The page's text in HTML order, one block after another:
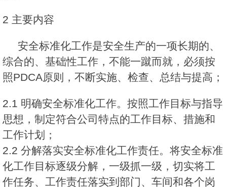
2 主要内容
安全标准化工作是安全生产的一项长期的、
综合的、基础性工作，不能一蹴而就，必须按
照PDCA原则，不断实施、检查、总结与提高；
2.1 明确安全标准化工作。按照工作目标与指导
思想，制定符合公司特点的工作目标、措施和
工作计划；
2.2 分解落实安全标准化工作责任。将安全标准
化工作目标逐级分解，一级抓一级，切实将工
作任务、工作责任落实到部门、车间和各个岗